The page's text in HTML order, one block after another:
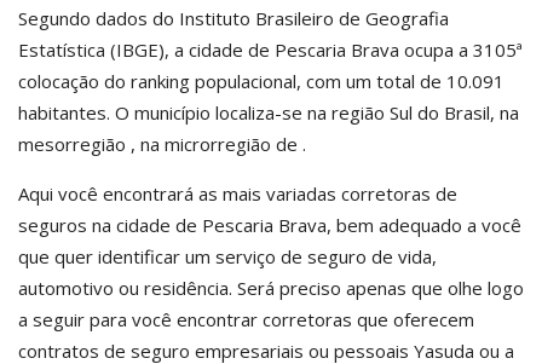
Segundo dados do Instituto Brasileiro de Geografia
Estatística (IBGE), a cidade de Pescaria Brava ocupa a 3105ª
colocação do ranking populacional, com um total de 10.091
habitantes. O município localiza-se na região Sul do Brasil, na
mesorregião , na microrregião de .
Aqui você encontrará as mais variadas corretoras de
seguros na cidade de Pescaria Brava, bem adequado a você
que quer identificar um serviço de seguro de vida,
automotivo ou residência. Será preciso apenas que olhe logo
a seguir para você encontrar corretoras que oferecem
contratos de seguro empresariais ou pessoais Yasuda ou a